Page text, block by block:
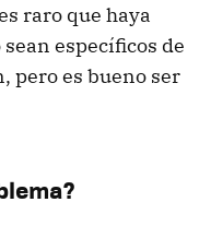
raro que haya
específicos de
pero es bueno ser